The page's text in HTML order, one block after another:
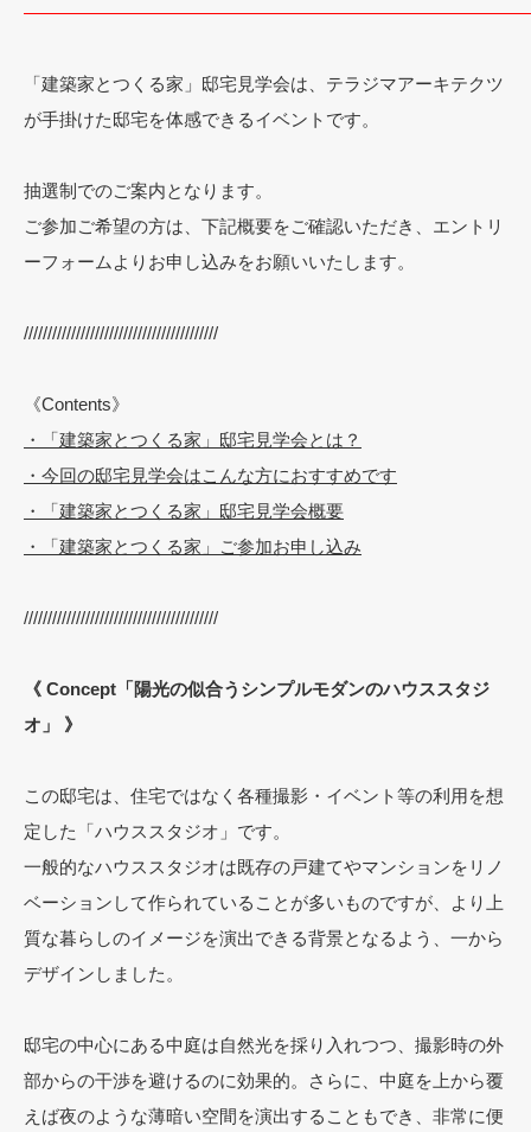
「建築家とつくる家」邸宅見学会は、テラジマアーキテクツ
が手掛けた邸宅を体感できるイベントです。
抽選制でのご案内となります。
ご参加ご希望の方は、下記概要をご確認いただき、エントリ
ーフォームよりお申し込みをお願いいたします。
/////////////////////////////////////////
《Contents》
・
「建築家とつくる家」邸宅見学会とは？
・ 今回の邸宅見学会はこんな方におすすめです
・
「建築家とつくる家」邸宅見学会概要
・
「建築家とつくる家」ご参加お申し込み
/////////////////////////////////////////
《 Concept「陽光の似合うシンプルモダンのハウススタジ
オ」 》
この邸宅は、住宅ではなく各種撮影・イベント等の利用を想
定した「ハウススタジオ」です。
一般的なハウススタジオは既存の戸建てやマンションをリノ
ベーションして作られていることが多いものですが、より上
質な暮らしのイメージを演出できる背景となるよう、一から
デザインしました。
邸宅の中心にある中庭は自然光を採り入れつつ、撮影時の外
部からの干渉を避けるのに効果的。さらに、中庭を上から覆
えば夜のような薄暗い空間を演出することもでき、非常に便